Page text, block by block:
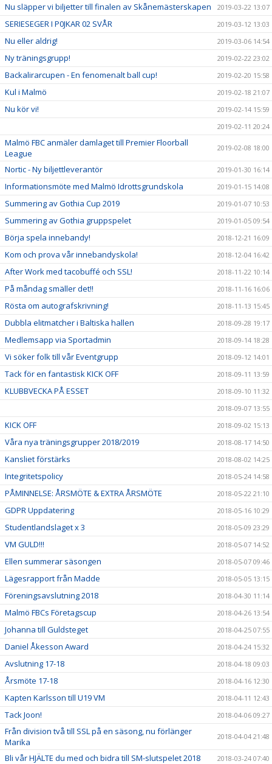
Nu släpper vi biljetter till finalen av Skånemästerskapen 2019-03-22 13:07
SERIESEGER I P0JKAR 02 SVÅR 2019-03-12 13:03
Nu eller aldrig! 2019-03-06 14:54
Ny träningsgrupp! 2019-02-22 23:02
Backalirarcupen - En fenomenalt ball cup! 2019-02-20 15:58
Kul i Malmö 2019-02-18 21:07
Nu kör vi!
2019-02-14 15:59
2019-02-11 20:24
Malmö FBC anmäler damlaget till Premier Floorball
League
2019-02-08 18:00
Nortic - Ny biljettleverantör 2019-01-30 16:14
Informationsmöte med Malmö Idrottsgrundskola 2019-01-15 14:08
Summering av Gothia Cup 2019 2019-01-07 10:53
Summering av Gothia gruppspelet 2019-01-05 09:54
Börja spela innebandy! 2018-12-21 16:09
Kom och prova vår innebandyskola! 2018-12-04 16:42
After Work med tacobuffé och SSL! 2018-11-22 10:14
På måndag smäller det!! 2018-11-16 16:06
Rösta om autografskrivning! 2018-11-13 15:45
Dubbla elitmatcher i Baltiska hallen 2018-09-28 19:17
Medlemsapp via Sportadmin 2018-09-14 18:28
Vi söker folk till vår Eventgrupp 2018-09-12 14:01
Tack för en fantastisk KICK OFF 2018-09-11 13:59
KLUBBVECKA PÅ ESSET
2018-09-10 11:32
2018-09-07 13:55
KICK OFF 2018-09-02 15:13
Våra nya träningsgrupper 2018/2019 2018-08-17 14:50
Kansliet förstärks 2018-08-02 14:25
Integritetspolicy 2018-05-24 14:58
PÅMINNELSE: ÅRSMÖTE & EXTRA ÅRSMÖTE 2018-05-22 21:10
GDPR Uppdatering 2018-05-16 10:29
Studentlandslaget x 3 2018-05-09 23:29
VM GULD!!! 2018-05-07 14:52
Ellen summerar säsongen 2018-05-07 09:46
Lägesrapport från Madde 2018-05-05 13:15
Föreningsavslutning 2018 2018-04-30 11:14
Malmö FBCs Företagscup 2018-04-26 13:54
Johanna till Guldsteget 2018-04-25 07:55
Daniel Åkesson Award 2018-04-24 15:32
Avslutning 17-18 2018-04-18 09:03
Årsmöte 17-18 2018-04-16 12:30
Kapten Karlsson till U19 VM 2018-04-11 12:43
Tack Joon! 2018-04-06 09:27
Från division två till SSL på en säsong, nu förlänger
Marika
2018-04-04 21:48
Bli vår HJÄLTE du med och bidra till SM-slutspelet 2018 2018-03-24 07:40